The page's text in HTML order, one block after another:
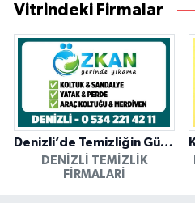
Vitrindeki Firmalar
Denizli’de Temizliğin Güvenilir Adresi: Özkan Yerinde Yıkama
DENIZLI TEMIZLIK
FIRMALARI